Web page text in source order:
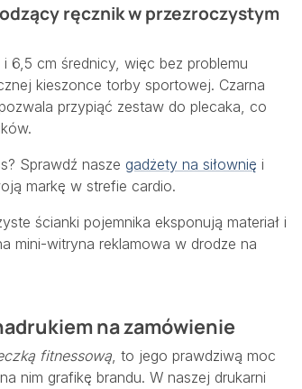
ręcznik w przezroczystym
6,5 cm średnicy, więc bez problemu
kieszonce torby sportowej. Czarna
przypiąć zestaw do plecaka, co
Sprawdź nasze gadżety na siłownię i
markę w strefie cardio.
ścianki pojemnika eksponują materiał i
mini-witryna reklamowa w drodze na
na zamówienie
fitnessową, to jego prawdziwą moc
nim grafikę brandu. W naszej drukarni